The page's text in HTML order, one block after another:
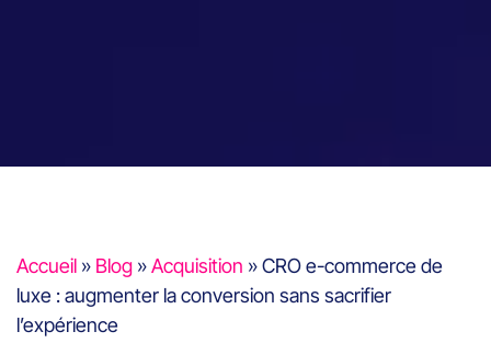
Accueil » Blog »Acquisition »CRO e-commerce de
luxe : augmenter la conversion sans sacrifier
l’expérience